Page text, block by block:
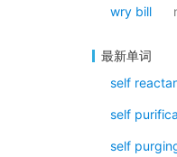
wry bill
最新单词
self
self
self